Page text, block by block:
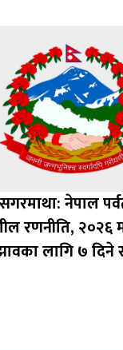
नेपाल
रणनीति, २०२६
लागि ७ दिने